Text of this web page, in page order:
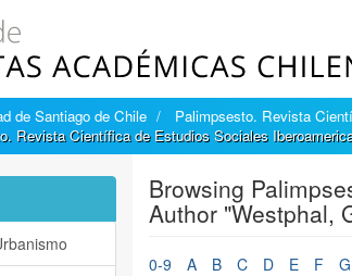
de Santiago de Chile
Palimpsesto. Revista
Revista Científica de Estudios Sociales
Browsing
Author "Westphal,
0-9 A B C D E F G